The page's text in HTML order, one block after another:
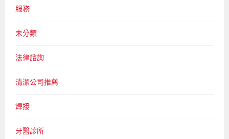
服務
未分類
法律諮詢
清潔公司推薦
焊接
牙醫診所